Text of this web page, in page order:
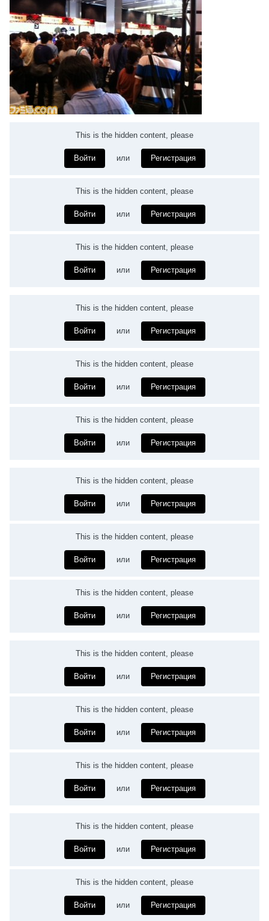
This is the hidden content, please
Войти или Регистрация
This is the hidden content, please
Войти или Регистрация
This is the hidden content, please
Войти или Регистрация
This is the hidden content, please
Войти или Регистрация
This is the hidden content, please
Войти или Регистрация
This is the hidden content, please
Войти или Регистрация
This is the hidden content, please
Войти или Регистрация
This is the hidden content, please
Войти или Регистрация
This is the hidden content, please
Войти или Регистрация
This is the hidden content, please
Войти или Регистрация
This is the hidden content, please
Войти или Регистрация
This is the hidden content, please
Войти или Регистрация
This is the hidden content, please
Войти или Регистрация
This is the hidden content, please
Войти или Регистрация